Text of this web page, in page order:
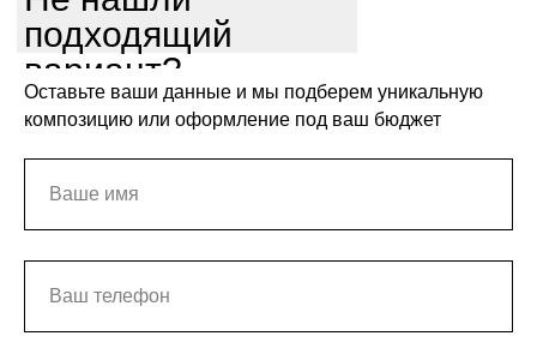
подходящий
вариант?
Оставьте ваши данные и мы подберем уникальную
композицию или оформление под ваш бюджет